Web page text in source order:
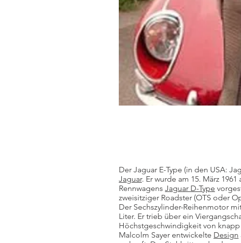
Der Jaguar E-Type (in den USA:
Jaguar. Er wurde am 15. März 1961
Rennwagens Jaguar D-Type
zweisitziger Roadster (OTS oder
Der Sechszylinder-Reihenmotor
Liter. Er trieb über ein
Höchstgeschwindigkeit von
Malcolm Sayer entwickelte Design